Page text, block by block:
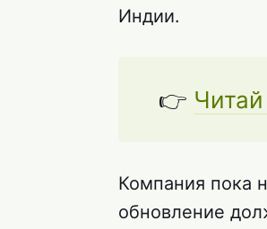
Индии.
👉
Компания пока
обновление